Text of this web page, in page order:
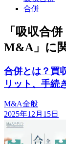
合併
「吸収合
M&A」に
合併とは？買
リット、手続
M&A全般
2025年12月15日